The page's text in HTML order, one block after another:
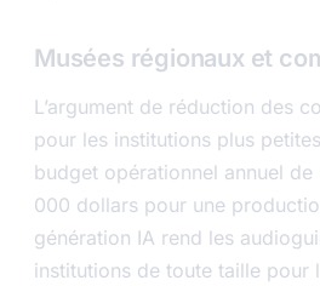
Musées régionaux et
L’argument de réduction des
pour les institutions plus
budget opérationnel annuel
000 dollars pour une
génération IA rend les
institutions de toute taille pour